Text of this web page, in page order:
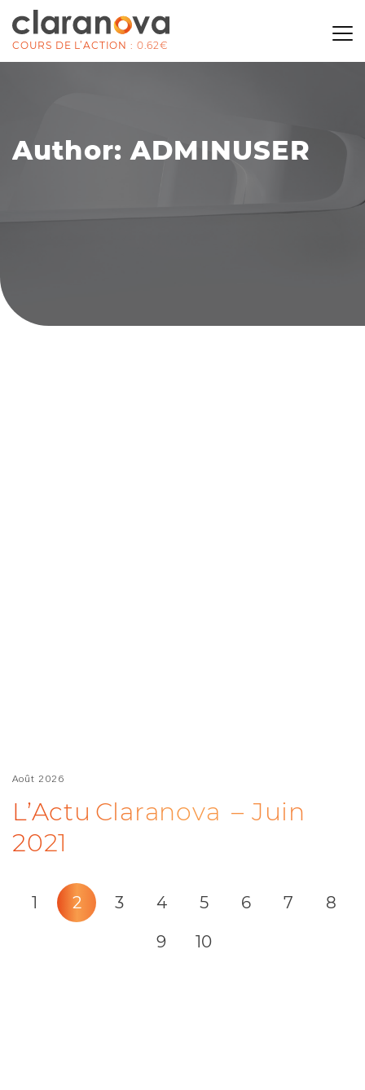
COURS DE L’ACTION : 0.62€
Author: ADMINUSER
Août 2026
L’Actu Claranova – Juin
2021
1 2 3 4 5 6 7
8
9
10